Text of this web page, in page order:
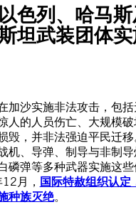
色列、哈马
坦武装团体
加沙实施非法攻击，包
人的人员伤亡、大规模
毁，并非法强迫平民迁
机、导弹、制导与非制导
磷弹等多种武器实施这
月， 国际特赦组织认定
种族灭绝。